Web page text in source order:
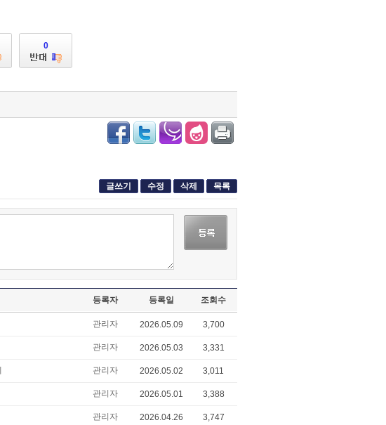
0
글쓰기 수정 삭제 목록
등록자 등록일 조회수
관리자 2026.05.09 3,700
관리자 2026.05.03 3,331
관리자 2026.05.02 3,011
관리자 2026.05.01 3,388
관리자 2026.04.26 3,747